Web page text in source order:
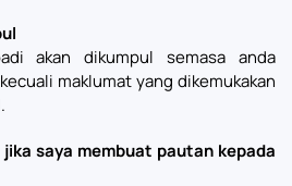
akan dikumpul semasa anda
maklumat yang dikemukakan
saya membuat pautan kepada